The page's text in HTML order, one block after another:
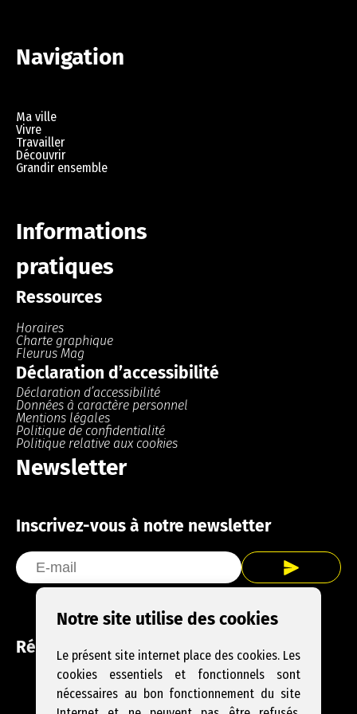
Navigation
Ma ville
Vivre
Travailler
Découvrir
Grandir ensemble
Informations
pratiques
Ressources
Horaires
Charte graphique
Fleurus Mag
Déclaration d’accessibilité
Déclaration d’accessibilité
Données à caractère personnel
Mentions légales
Politique de confidentialité
Politique relative aux cookies
Newsletter
Inscrivez-vous à notre newsletter
Réseaux sociaux
Facebook
Instagram
YouTube
Notre site utilise des cookies
Le présent site internet place des cookies. Les
cookies essentiels et fonctionnels sont
nécessaires au bon fonctionnement du site